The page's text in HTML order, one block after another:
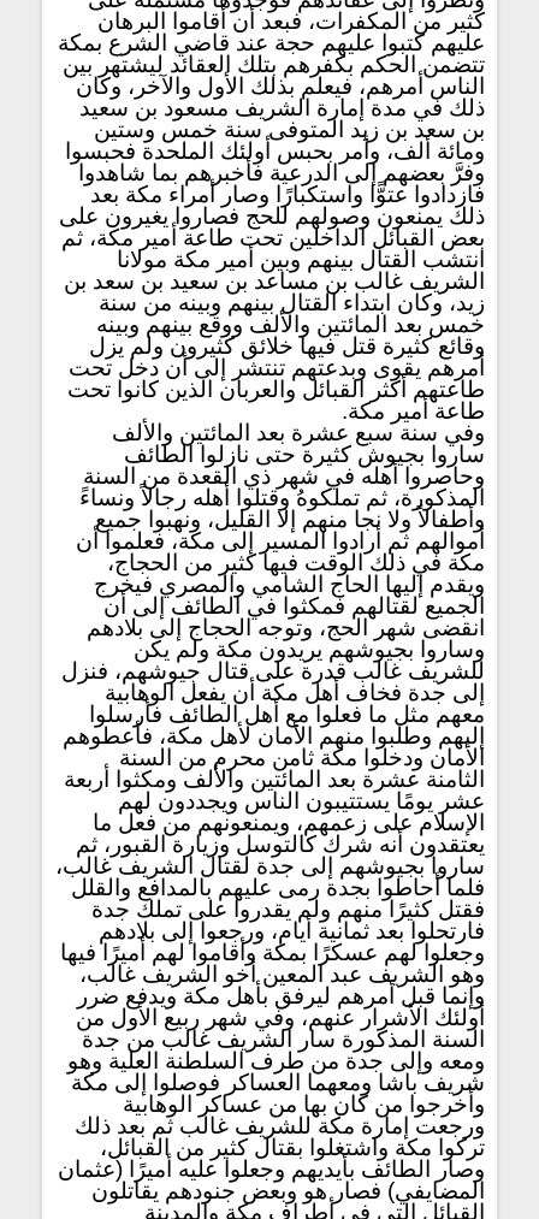
كثير من المكفرات، فبعد أن أقاموا البرهان
عليهم كتبوا عليهم حجة عند قاضي الشرع بمكة
تتضمن الحكم بكفرهم بتلك العقائد ليشتهر بين
الناس أمرهم، فيعلم بذلك الأول والآخر، وكان
ذلك في مدة إمارة الشريف مسعود بن سعيد
بن سعد بن زيد المتوفى سنة خمس وستين
ومائة ألف، وأمر بحبس أولئك الملحدة فحبسوا
وفرَّ بعضهم إلى الدرعية فأخبرهم بما شاهدوا
فازدادوا عتوًّا واستكبارًا وصار أمراء مكة بعد
ذلك يمنعون وصولهم للحج فصاروا يغيرون على
بعض القبائل الداخلين تحت طاعة أمير مكة، ثم
انتشب القتال بينهم وبين أمير مكة مولانا
الشريف غالب بن مساعد بن سعيد بن سعد بن
زيد، وكان ابتداء القتال بينهم وبينه من سنة
خمس بعد المائتين والألف ووقع بينهم وبينه
وقائع كثيرة قتل فيها خلائق كثيرون ولم يزل
أمرهم يقوى وبدعتهم تنتشر إلى أن دخل تحت
طاعتهم أكثر القبائل والعربان الذين كانوا تحت
طاعة أمير مكة.
وفي سنة سبع عشرة بعد المائتين والألف
ساروا بجيوش كثيرة حتى نازلوا الطائف
وحاصروا أهله في شهر ذي القعدة من السنة
المذكورة، ثم تملكوهُ وقتلوا أهله رجالاً ونساءً
وأطفالاً ولا نجا منهم إلا القليل، ونهبوا جميع
أموالهم ثم أرادوا المسير إلى مكة، فعلموا أن
مكة في ذلك الوقت فيها كثير من الحجاج،
ويقدم إليها الحاج الشامي والمصري فيخرج
الجميع لقتالهم فمكثوا في الطائف إلى أن
انقضى شهر الحج، وتوجه الحجاج إلى بلادهم
وساروا بجيوشهم يريدون مكة ولم يكن
للشريف غالب قدرة على قتال جيوشهم، فنزل
إلى جدة فخاف أهل مكة أن يفعل الوهابية
معهم مثل ما فعلوا مع أهل الطائف فأرسلوا
إليهم وطلبوا منهم الأمان لأهل مكة، فأعطوهم
الأمان ودخلوا مكة ثامن محرم من السنة
الثامنة عشرة بعد المائتين والألف ومكثوا أربعة
عشر يومًا يستتيبون الناس ويجددون لهم
الإسلام على زعمهم، ويمنعونهم من فعل ما
يعتقدون أنه شرك كالتوسل وزيارة القبور، ثم
ساروا بجيوشهم إلى جدة لقتال الشريف غالب،
فلما أحاطوا بجدة رمى عليهم بالمدافع والقلل
فقتل كثيرًا منهم ولم يقدروا على تملك جدة
فارتحلوا بعد ثمانية أيام، ورجعوا إلى بلادهم
وجعلوا لهم عسكرًا بمكة وأقاموا لهم أميرًا فيها
وهو الشريف عبد المعين أخو الشريف غالب،
وإنما قبل أمرهم ليرفق بأهل مكة ويدفع ضرر
أولئك الأشرار عنهم، وفي شهر ربيع الأول من
السنة المذكورة سار الشريف غالب من جدة
ومعه وإلى جدة من طرف السلطنة العلية وهو
شريف باشا ومعهما العساكر فوصلوا إلى مكة
وأخرجوا من كان بها من عساكر الوهابية
ورجعت إمارة مكة للشريف غالب ثم بعد ذلك
تركوا مكة واشتغلوا بقتال كثير من القبائل،
وصار الطائف بأيديهم وجعلوا عليه أميرًا (عثمان
المضايفي) فصار هو وبعض جنودهم يقاتلون
القبائل التي في أطراف مكة والمدينة